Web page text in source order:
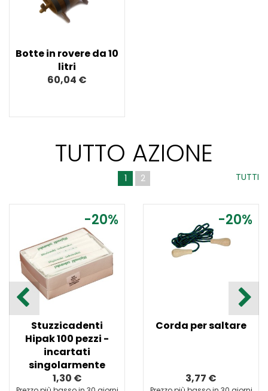
Botte in rovere da 10
litri
60,04 €
TUTTO AZIONE
TUTTI
1 2
-20%
Stuzzicadenti
Hipak 100 pezzi -
incartati
singolarmente
1,30 €
-20%
Corda per saltare
3,77 €